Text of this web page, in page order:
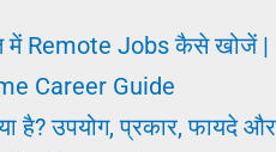
में Remote Jobs कैसे खोजें |
Career Guide
है? उपयोग, प्रकार, फायदे और